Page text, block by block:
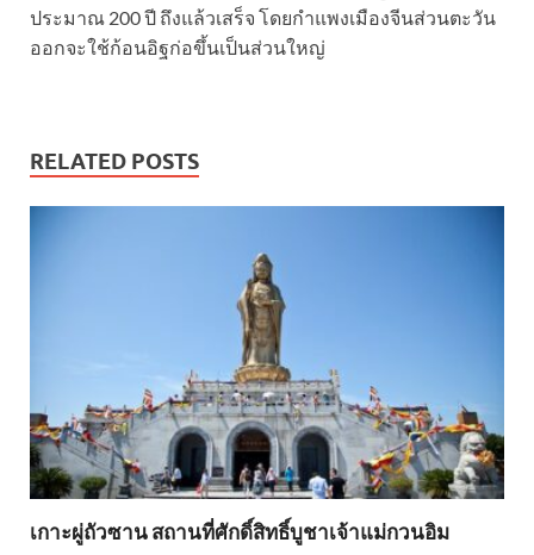
ประมาณ 200 ปี ถึงแล้วเสร็จ โดยกำแพงเมืองจีนส่วนตะวัน
ออกจะใช้ก้อนอิฐก่อขึ้นเป็นส่วนใหญ่
RELATED POSTS
เกาะผู่ถัวซาน สถานที่ศักดิ์สิทธิ์บูชาเจ้าแม่กวนอิม